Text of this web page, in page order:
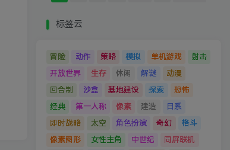
标签云
冒险 动作 策略 模拟 单机游戏
射击
开放世界
生存 休闲 解谜
动漫
回合制
沙盒 基地建设 探索
恐怖
经典
第一人称 像素 建造
日系
即时战略
太空 角色扮演 奇幻
格斗
像素图形
女性主角 中世纪 同屏联机